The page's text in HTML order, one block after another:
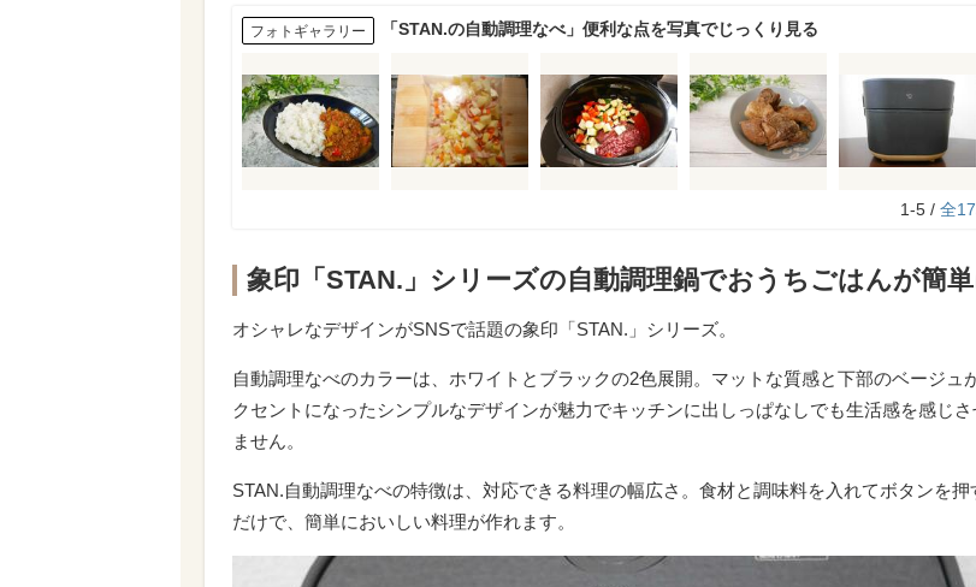
フォトギャラリー 「STAN.の自動調理なべ」便利な点を写真でじっくり見る
1-5 / 全
象印「STAN.」シリーズの自動調理鍋でおうちごはんが簡
オシャレなデザインがSNSで話題の象印「STAN.」シリーズ。
自動調理なべのカラーは、ホワイトとブラックの2色展開。マットな質感と下部のベージュ
クセントになったシンプルなデザインが魅力でキッチンに出しっぱなしでも生活感を感じさ
ません。
STAN.自動調理なべの特徴は、対応できる料理の幅広さ。食材と調味料を入れてボタンを押
だけで、簡単においしい料理が作れます。